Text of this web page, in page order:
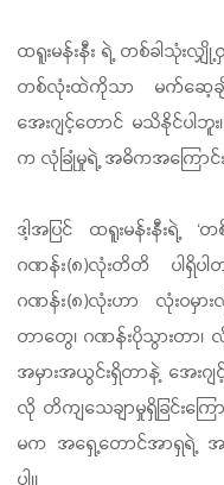
ထရူးမန်းနီး ရဲ့ တစ်ခါသုံးလ
တစ်လုံးထဲကိုသာ မက်ဆေ့ချ်
အေးဂျင့်တောင် မသိနိုင်ပါဘူ
က လုံခြုံမှုရဲ့ အဓိကအကြောင်း
ဒါ့အပြင် ထရူးမန်းနီးရဲ့
ဂဏန်း(၈)လုံးတိတိ ပါရှိ
ဂဏန်း(၈)လုံးဟာ လုံးဝမှား
တာတွေ၊ ဂဏန်းပိုသွားတာ၊
အမှားအယွင်းရှိတာနဲ့ အေးဂ
လို တိကျသေချာမှုရှိခြင်းကြ
မက အရှေ့တောင်အာရှရဲ့ အ
ပါ။